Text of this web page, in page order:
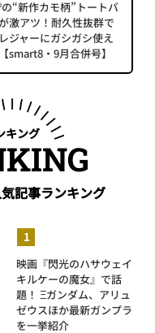
の“新作カモ柄”トートバ
激アツ！耐久性抜群で
ジャーにガシガシ使え
smart8・9月合併号】
キング
記事ランキング
映画『閃光のハサウェイ
キルケーの魔女』で話
題！ Ξガンダム、アリュ
ゼウスほか最新ガンプラ
を一挙紹介